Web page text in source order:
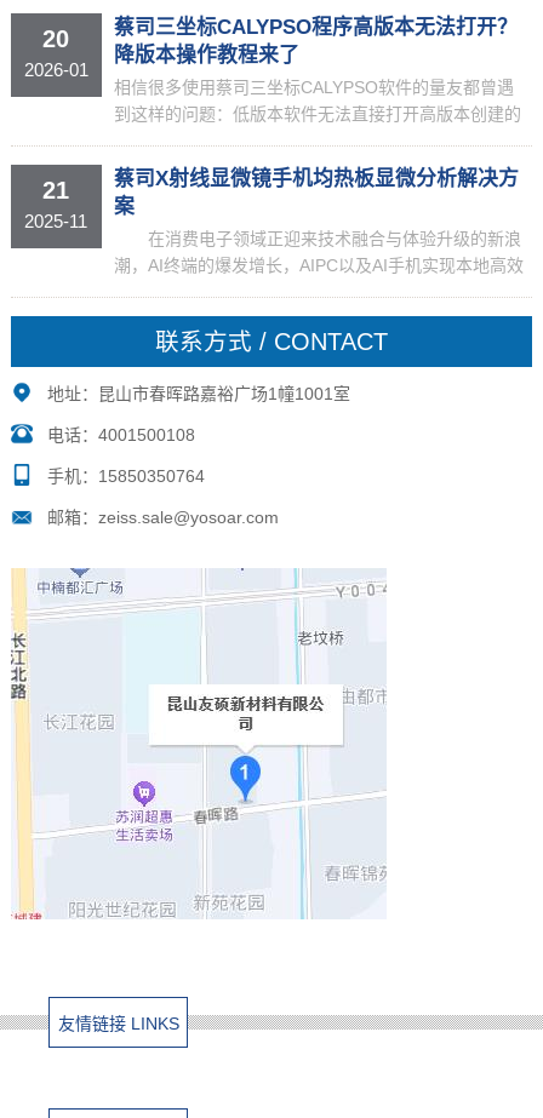
细节的三维方位数据，而且能量化地给出详尽的辐射密
度数...
20
2026-01
蔡司三坐标CALYPSO程序高版本无法打开？
降版本操作教程来了
相信很多使用蔡司三坐标CALYPSO软件的量友都曾遇
到这样的问题：低版本软件无法直接打开高版本创建的
找到常见的“版本选择”选项。难道CALYPSO的测...
21
2025-11
蔡司X射线显微镜手机均热板显微分析解决方
案
在消费电子领域正迎来技术融合与体验升级的新浪
潮，AI终端的爆发增长，AIPC以及AI手机实现本地高效
崛起。 从市场趋势看，AI 手机的普及进一步放...
联系方式 / CONTACT
地址：昆山市春晖路嘉裕广场1幢1001室
电话：4001500108
手机：15850350764
邮箱：zeiss.sale@yosoar.com
友情链接 LINKS